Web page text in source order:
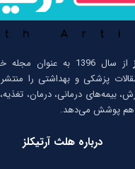
از سال 1396 به
پزشکی و بهداشتی را
بیمه‌های درمانی، درمان،
هم پوشش می‌دهد.
درباره هلث آرتیکلز